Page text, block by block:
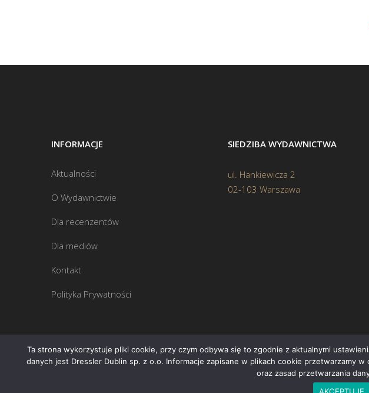
INFORMACJE
Aktualności
O Wydawnictwie
Dla recenzentów
Dla mediów
Kontakt
Polityka Prywatności
SIEDZIBA WYDAWNICTWA
ul. Hankiewicza 2
02-103 Warszawa
Ta strona wykorzystuje pliki cookie, przy czym odbywa się to zgodnie z aktualnymi
danych jest Dressler Dublin sp. z o.o. Informacje zapisane w plikach cookie przetwarzamy
oraz zasad przetwarzania
AKCEPTUJĘ